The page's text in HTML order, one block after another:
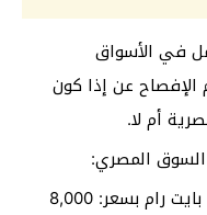
في الأسواق
الإفصاح عن إذا كون
أم لا.
السوق المصري:
نسخة 64 جيجا بايت مع 6 جيجا بايت رام بسعر: 8,000